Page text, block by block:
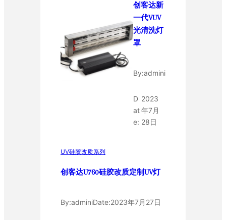
创客达新
一代VUV
光清洗灯
罩
By:admini
D
at
e:
2023
年7月
28日
UV硅胶改质系列
创客达U760硅胶改质定制UV灯
By:adminiDate:2023年7月27日